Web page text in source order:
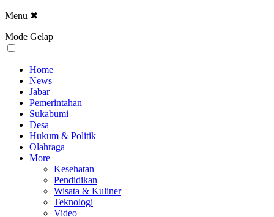
Menu ✖
Mode Gelap
Home
News
Jabar
Pemerintahan
Sukabumi
Desa
Hukum & Politik
Olahraga
More
Kesehatan
Pendidikan
Wisata & Kuliner
Teknologi
Video